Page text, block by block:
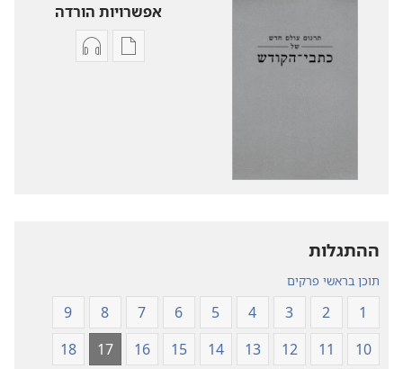
אפשרויות הורדה
אפשרויותאפשרויות
ההתגלות
תוכן בראשי פרקים
1
2
3
4
5
6
7
8
9
10
11
12
13
14
15
16
17
18